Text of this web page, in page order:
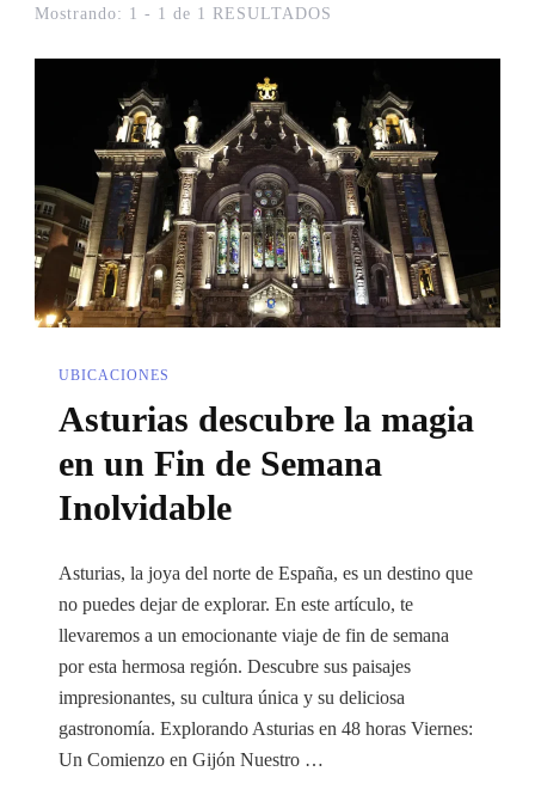
Mostrando: 1 - 1 de 1 RESULTADOS
UBICACIONES
Asturias descubre la magia
en un Fin de Semana
Inolvidable
Asturias, la joya del norte de España, es un destino que
no puedes dejar de explorar. En este artículo, te
llevaremos a un emocionante viaje de fin de semana
por esta hermosa región. Descubre sus paisajes
impresionantes, su cultura única y su deliciosa
gastronomía. Explorando Asturias en 48 horas Viernes:
Un Comienzo en Gijón Nuestro …